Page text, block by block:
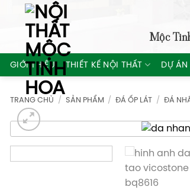
content
Mộc
GIỚI THIỆU THIẾT KẾ NỘI THẤT DỰ ÁN
TRANG CHỦ / SẢN PHẨM / ĐÁ ỐP LÁT / ĐÁ